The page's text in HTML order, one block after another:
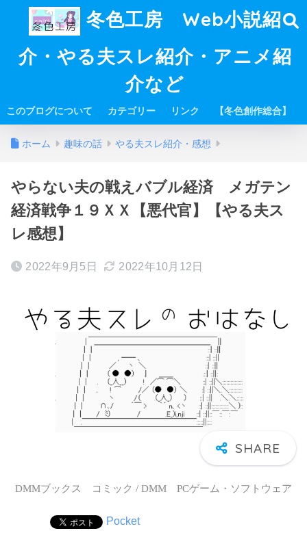
冬色工房 Web小説紹
介・やる夫スレ紹介・アニメ紹
介など
このブログについて カテゴリー リンク 【冬色創作総合】
ホーム 趣味の話 やる夫スレ紹介・感想
やらない夫の戦えバブル経済 メガテン
経済戦争１９ＸＸ【悪代官】【やる夫ス
レ感想】
2022年9月5日 2022年10月12日
DMMブックス コミック / DMM PCゲーム・ソフトウェア
Pocket